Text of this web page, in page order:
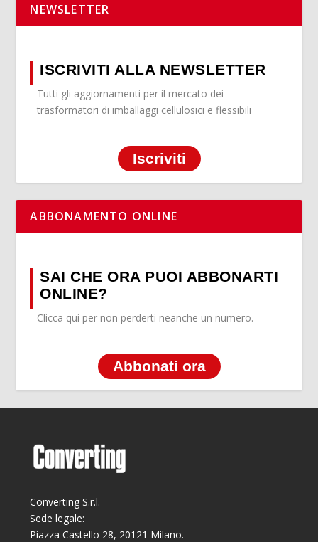
NEWSLETTER
ISCRIVITI ALLA NEWSLETTER
Tutti gli aggiornamenti per il mercato dei
trasformatori di imballaggi cellulosici e flessibili
Iscriviti
ABBONAMENTO ONLINE
SAI CHE ORA PUOI ABBONARTI
ONLINE?
Clicca qui per non perderti neanche un numero.
Abbonati ora
Converting S.r.l.
Sede legale:
Piazza Castello 28, 20121 Milano.